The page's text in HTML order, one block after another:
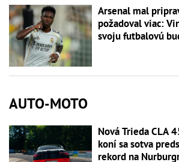
Arsenal mal
požadoval viac:
svoju futbalovú
AUTO-MOTO
Nová Trieda CLA
koní sa sotva
rekord na